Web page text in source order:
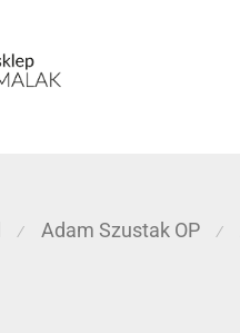
⁄ Adam Szustak OP ⁄